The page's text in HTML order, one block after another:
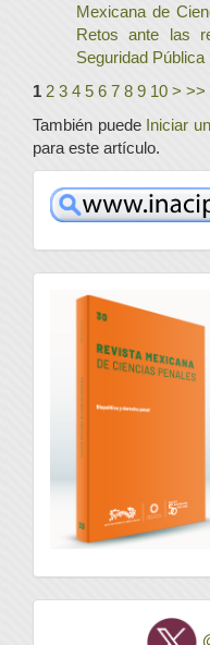
Mexicana de
Retos ante las
Seguridad Pública
1 2 3 4 5 6 7 8 9 10 > >>
También puede Iniciar
para este artículo.
www
Twitter